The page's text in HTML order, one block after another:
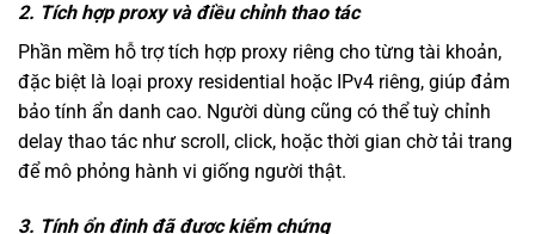
2. Tích hợp proxy và điều chỉnh thao tác
Phần mềm hỗ trợ tích hợp proxy riêng cho từng tài khoản,
đặc biệt là loại proxy residential hoặc IPv4 riêng, giúp đảm
bảo tính ẩn danh cao. Người dùng cũng có thể tuỳ chỉnh
delay thao tác như scroll, click, hoặc thời gian chờ tải trang
để mô phỏng hành vi giống người thật.
3. Tính ổn định đã được kiểm chứng